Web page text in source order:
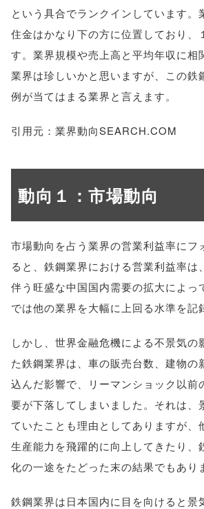
という具合でランクインしています。
住金はかなり下の方に位置しており、
す。業界規模や売上高と平均年収に相
業界は珍しいかと思いますが、この鉄
例が当てはまる業界と言えます。
引用元：業界動向SEARCH.COM
動向１：市場動向
市場動向を占う業界の営業利益率にフ
ると、鉄鋼業界における営業利益率は
伴う旺盛な中国国内需要の拡大によっ
では他の業界を大幅に上回る水準を記
しかし、世界金融危機による不景気の
た鉄鋼業界は、車の販売台数、建物の
込んだ影響で、リーマンショック以前
要が下落してしまいました。それは、
ていたことも理由としてありますが、
生産能力を飛躍的に向上してきたり、
化の一途をたどった末の結果でもあり
鉄鋼業界は日本国内に目を向けると景